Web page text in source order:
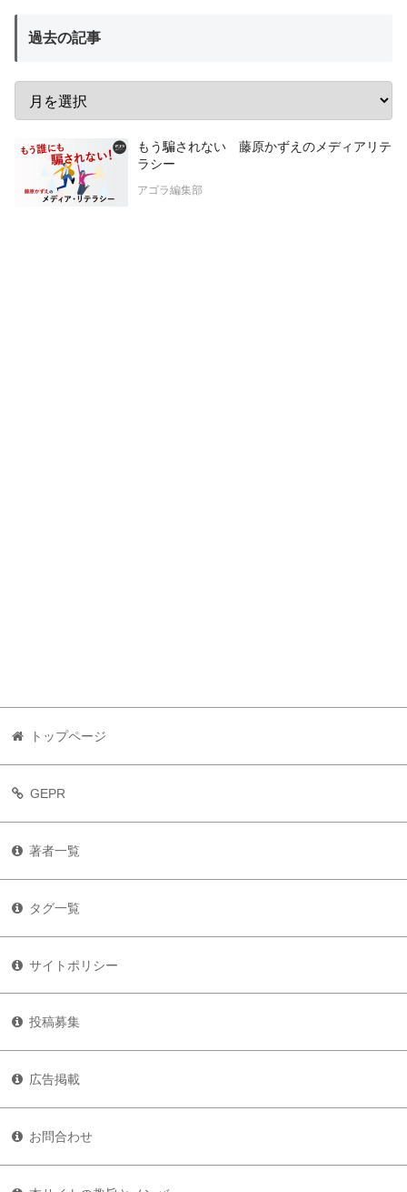
過去の記事
もう騙されない 藤原かずえのメディアリテ
ラシー
アゴラ編集部
トップページ
GEPR
著者一覧
タグ一覧
サイトポリシー
投稿募集
広告掲載
お問合わせ